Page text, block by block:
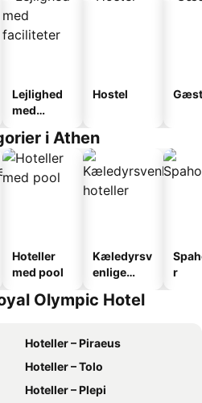
Lejlighed
med
Hostel
i Athen
Hoteller
med pool
Kæledyrsv
enlige
r
Olympic Hotel
Hoteller – Piraeus
Hoteller – Tolo
Hoteller – Plepi